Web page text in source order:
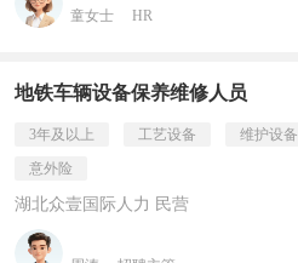
童女士 HR
地铁车辆设备保养维修人员
3年及以上 工艺设备 维护设备
意外险
湖北众壹国际人力 民营